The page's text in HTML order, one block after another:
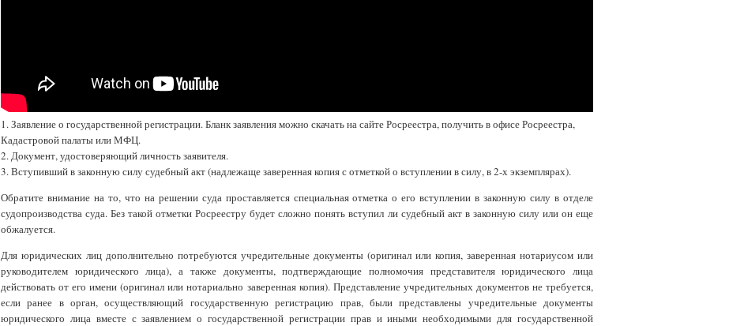
1. Заявление о государственной регистрации. Бланк заявления можно скачать на сайте Росреестра, получить в офисе Росреестра,
Кадастровой палаты или МФЦ.
2. Документ, удостоверяющий личность заявителя.
3. Вступивший в законную силу судебный акт (надлежаще заверенная копия с отметкой о вступлении в силу, в 2-х экземплярах).
Обратите внимание на то, что на решении суда проставляется специальная отметка о его вступлении в законную силу в отделе
судопроизводства суда. Без такой отметки Росреестру будет сложно понять вступил ли судебный акт в законную силу или он еще
обжалуется.
Для юридических лиц дополнительно потребуются учредительные документы (оригинал или копия, заверенная нотариусом или
руководителем юридического лица), а также документы, подтверждающие полномочия представителя юридического лица
действовать от его имени (оригинал или нотариально заверенная копия). Представление учредительных документов не требуется,
если ранее в орган, осуществляющий государственную регистрацию прав, были представлены учредительные документы
юридического лица вместе с заявлением о государственной регистрации прав и иными необходимыми для государственной